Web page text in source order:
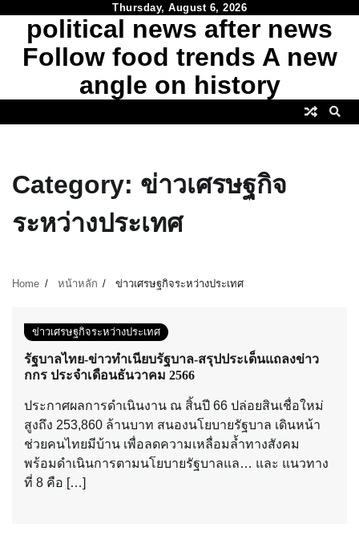
content
Thursday, August 6, 2026
political news after news
Follow food trends A new
angle on history
Category: ข่าวเศรษฐกิจ
ระหว่างประเทศ
Home หน้าหลัก ข่าวเศรษฐกิจระหว่างประเทศ
ข่าวเศรษฐกิจระหว่างประเทศ
รัฐบาลไทย-ข่าวทำเนียบรัฐบาล-สรุปประเด็นแถลงข่าว
กกร ประจำเดือนธันวาคม 2566
ประกาศผลการดำเนินงาน ณ สิ้นปี 66 ปล่อยสินเชื่อใหม่
สูงถึง 253,860 ล้านบาท สนองนโยบายรัฐบาล เดินหน้า
ช่วยคนไทยมีบ้าน เพื่อลดความเหลื่อมล้ำทางสังคม
พร้อมดำเนินการตามนโยบายรัฐบาลแล… และ แนวทาง
ที่ 8 คือ […]